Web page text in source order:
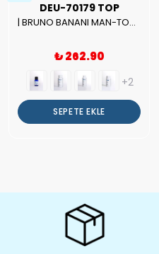
DEU-70179 TOP
| BRUNO BANANI MAN-TOP Kalite Erkek Parfüm Esansı.|
₺ 262.90
+2
SEPETE EKLE